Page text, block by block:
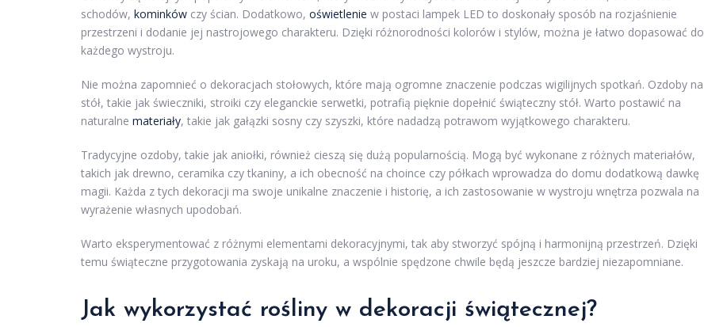
schodów, kominków czy ścian. Dodatkowo, oświetlenie w postaci lampek LED to doskonały sposób na rozjaśnienie
przestrzeni i dodanie jej nastrojowego charakteru. Dzięki różnorodności kolorów i stylów, można je łatwo dopasować do
każdego wystroju.
Nie można zapomnieć o dekoracjach stołowych, które mają ogromne znaczenie podczas wigilijnych spotkań. Ozdoby na
stół, takie jak świeczniki, stroiki czy eleganckie serwetki, potrafią pięknie dopełnić świąteczny stół. Warto postawić na
naturalne materiały, takie jak gałązki sosny czy szyszki, które nadadzą potrawom wyjątkowego charakteru.
Tradycyjne ozdoby, takie jak aniołki, również cieszą się dużą popularnością. Mogą być wykonane z różnych materiałów,
takich jak drewno, ceramika czy tkaniny, a ich obecność na choince czy półkach wprowadza do domu dodatkową dawkę
magii. Każda z tych dekoracji ma swoje unikalne znaczenie i historię, a ich zastosowanie w wystroju wnętrza pozwala na
wyrażenie własnych upodobań.
Warto eksperymentować z różnymi elementami dekoracyjnymi, tak aby stworzyć spójną i harmonijną przestrzeń. Dzięki
temu świąteczne przygotowania zyskają na uroku, a wspólnie spędzone chwile będą jeszcze bardziej niezapomniane.
Jak wykorzystać rośliny w dekoracji świątecznej?